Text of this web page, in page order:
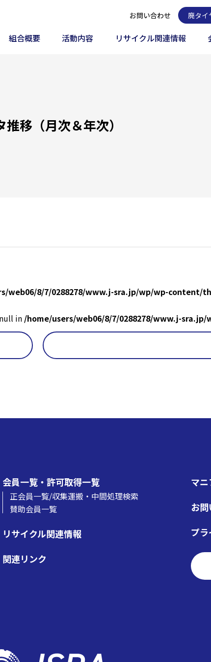
お問い合わせ 廃タイ
組合概要 活動内容 リサイクル関連情報
移（月次＆年次）
web06/8/7/0288278/www.j-sra.jp/wp/wp-content/
in /home/users/web06/8/7/0288278/www.j-sra.jp/
Warning : Attempt to read property "name"
/home/users/web06/8/7/0288278/
sra.jp/wp/wp-content/themes/j-sra/
会員一覧・許可取得一覧
正会員一覧/収集運搬・中間処理検索
賛助会員一覧
リサイクル関連情報
関連リンク
マ
お
プ